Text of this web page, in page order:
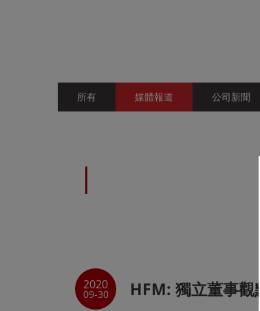
所有 媒體報道 公司新聞
2020
09-30 HFM: 獨立董事觀點